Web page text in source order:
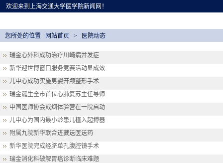
瑞金心外科成功治疗川崎病并发症
新华迎世博窗口服务竞赛活动显成效
儿中心成功实施男婴开颅整形手术
瑞金诞生全市首位心肺复苏主任导师
中国医师协会戒烟体验营在一院启动
儿中心为国内最小龄患儿植入起搏器
附属九院新华联合进藏送医送药
新华医院完成经脐单孔腹腔镜手术
瑞金消化科破解胃癌诊断临床难题
您所处的位置 网站首页 > 医院动态
欢迎来到上海交通大学医学院新闻网！